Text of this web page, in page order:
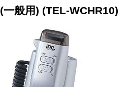
(一般用) (TEL-WCHR10)